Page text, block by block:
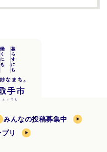
みんなの投稿募集中
リ